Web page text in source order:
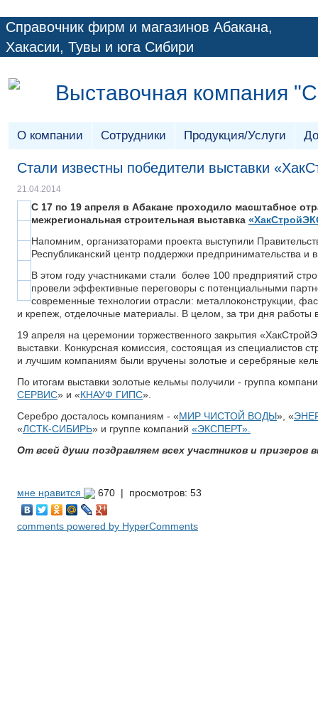
Справочник фирм и магазинов Абакана,
Хакасии, Тувы и юга Сибири
Выставочная компания
О компании Сотрудники Продукция/Услуги
Стали известны победители выставки
21.04.2014
С 17 по 19 апреля в Абакане проходило масштабное
межрегиональная строительная выставка
Напомним, организаторами проекта выступили
Республиканский центр поддержки
В этом году участниками стали более 100 предприятий
провели эффективные переговоры с потенциальными
современные технологии отрасли: металлоконструкции,
и крепеж, отделочные материалы. В целом, за три дня работы
19 апреля на церемонии торжественного закрытия
выставки. Конкурсная комиссия, состоящая из специалистов
и лучшим компаниям были вручены золотые и серебряные
По итогам выставки золотые кельмы получили - группа
СЕРВИС» и «КНАУФ ГИПС».
Серебро досталось компаниям - «МИР ЧИСТОЙ ВОДЫ», «
«ЛСТК-СИБИРЬ» и группе компаний «ЭКСПЕРТ».
От всей души поздравляем всех участников и призеров
мне нравится 670 | просмотров: 53
comments powered by HyperComments